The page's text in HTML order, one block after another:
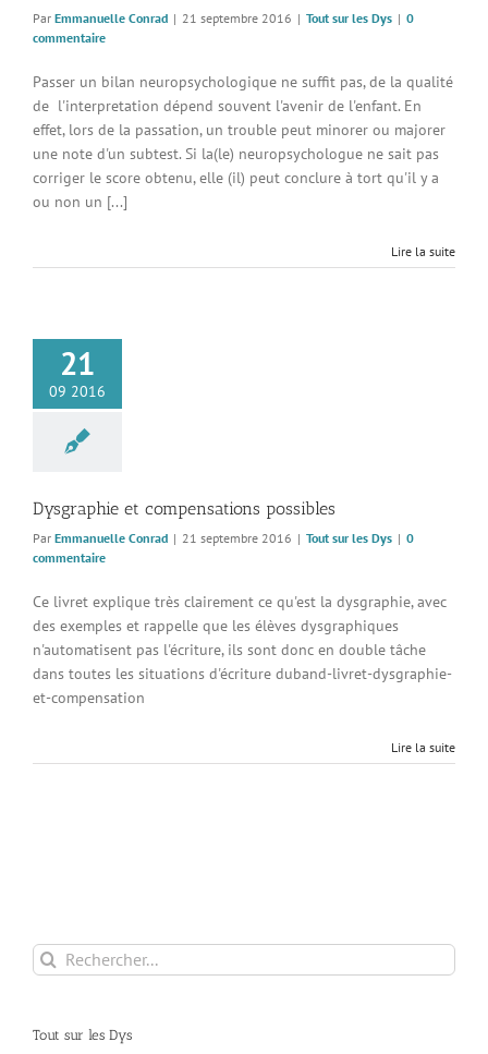
Par Emmanuelle Conrad | 21 septembre 2016 | Tout sur les Dys | 0
commentaire
Passer un bilan neuropsychologique ne suffit pas, de la qualité
de l'interpretation dépend souvent l'avenir de l'enfant. En
effet, lors de la passation, un trouble peut minorer ou majorer
une note d'un subtest. Si la(le) neuropsychologue ne sait pas
corriger le score obtenu, elle (il) peut conclure à tort qu'il y a
ou non un [...]
Lire la suite
21
09 2016
Dysgraphie et compensations possibles
Par Emmanuelle Conrad | 21 septembre 2016 | Tout sur les Dys | 0
commentaire
Ce livret explique très clairement ce qu'est la dysgraphie, avec
des exemples et rappelle que les élèves dysgraphiques
n'automatisent pas l'écriture, ils sont donc en double tâche
dans toutes les situations d'écriture duband-livret-dysgraphie-
et-compensation
Lire la suite
Rechercher:
Tout sur les Dys